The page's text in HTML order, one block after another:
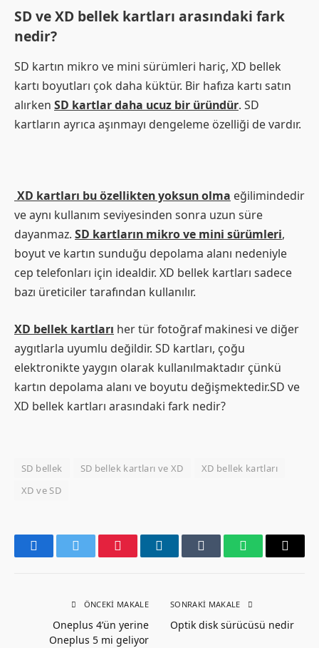
SD ve XD bellek kartları arasındaki fark
nedir?
SD kartın mikro ve mini sürümleri hariç, XD bellek
kartı boyutları çok daha küktür. Bir hafıza kartı satın
alırken SD kartlar daha ucuz bir üründür. SD
kartların ayrıca aşınmayı dengeleme özelliği de vardır.
XD kartları bu özellikten yoksun olma eğilimindedir
ve aynı kullanım seviyesinden sonra uzun süre
dayanmaz. SD kartların mikro ve mini sürümleri,
boyut ve kartın sunduğu depolama alanı nedeniyle
cep telefonları için idealdir. XD bellek kartları sadece
bazı üreticiler tarafından kullanılır.
XD bellek kartları her tür fotoğraf makinesi ve diğer
aygıtlarla uyumlu değildir. SD kartları, çoğu
elektronikte yaygın olarak kullanılmaktadır çünkü
kartın depolama alanı ve boyutu değişmektedir.SD ve
XD bellek kartları arasındaki fark nedir?
SD bellek SD bellek kartları ve XD
XD bellek kartları
XD ve SD
FacebookTwitter PinterestLinkedInTumblr WhatsAppEmail
ÖNCEKI MAKALE
Oneplus 4’ün yerine
Oneplus 5 mi geliyor
SONRAKI MAKALE
Optik disk sürücüsü nedir